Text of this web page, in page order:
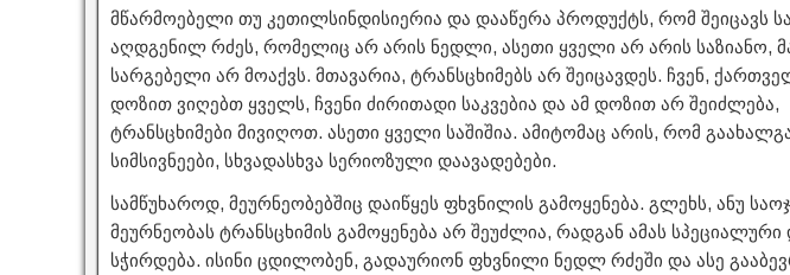
მწარმოებელი თუ კეთილსინდისიერია და დააწერა პროდუქტს, რომ შეიცავს
აღდგენილ რძეს, რომელიც არ არის ნედლი, ასეთი ყველი არ არის საზიანო,
სარგებელი არ მოაქვს. მთავარია, ტრანსცხიმებს არ შეიცავდეს. ჩვენ,
დოზით ვიღებთ ყველს, ჩვენი ძირითადი საკვებია და ამ დოზით არ შეიძლება,
ტრანსცხიმები მივიღოთ. ასეთი ყველი საშიშია. ამიტომაც არის, რომ
სიმსივნეები, სხვადასხვა სერიოზული დაავადებები.
სამწუხაროდ, მეურნეობებშიც დაიწყეს ფხვნილის გამოყენება. გლეხს, ანუ
მეურნეობას ტრანსცხიმის გამოყენება არ შეუძლია, რადგან ამას
სჭირდება. ისინი ცდილობენ, გადაურიონ ფხვნილი ნედლ რძეში და ასე